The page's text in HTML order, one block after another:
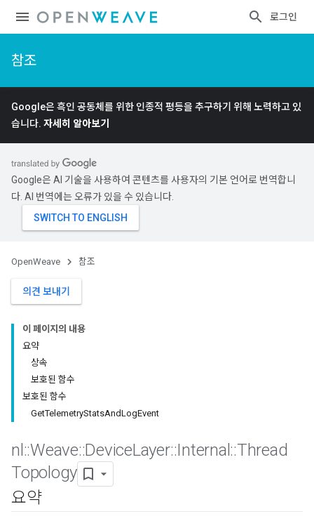
로그인
참조
Google은 흑인 공동체를 위한 인종적 평등을 추구하기 위해 노력하고 있
습니다. 자세히 알아보기
Google은 AI 기술을 사용하여 콘텐츠를 사용자의 기본 언어로 번역합니
다. AI 번역에는 오류가 있을 수 있습니다.
OpenWeave 참조
의견 보내기
이 페이지의 내용
요약
상속
보호된 함수
보호된 함수
GetTelemetryStatsAndLogEvent
nl ::Weave::DeviceLayer::Internal ::Thread
Topology
요약